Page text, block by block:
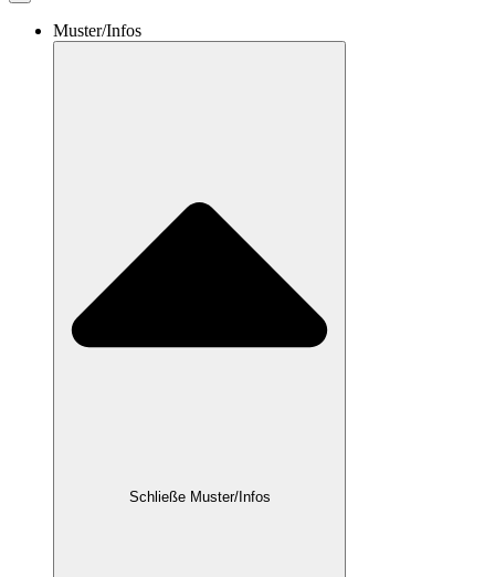
Muster/Infos
Schließe Muster/Infos